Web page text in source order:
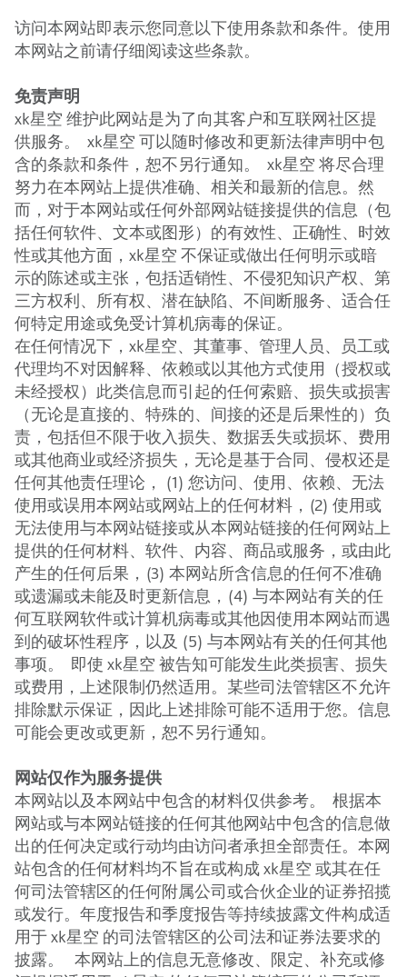
访问本网站即表示您同意以下使用条款和条件。使用
本网站之前请仔细阅读这些条款。
免责声明
xk星空 维护此网站是为了向其客户和互联网社区提
供服务。 xk星空 可以随时修改和更新法律声明中包
含的条款和条件，恕不另行通知。 xk星空 将尽合理
努力在本网站上提供准确、相关和最新的信息。然
而，对于本网站或任何外部网站链接提供的信息（包
括任何软件、文本或图形）的有效性、正确性、时效
性或其他方面，xk星空 不保证或做出任何明示或暗
示的陈述或主张，包括适销性、不侵犯知识产权、第
三方权利、所有权、潜在缺陷、不间断服务、适合任
何特定用途或免受计算机病毒的保证。
在任何情况下，xk星空、其董事、管理人员、员工或
代理均不对因解释、依赖或以其他方式使用（授权或
未经授权）此类信息而引起的任何索赔、损失或损害
（无论是直接的、特殊的、间接的还是后果性的）负
责，包括但不限于收入损失、数据丢失或损坏、费用
或其他商业或经济损失，无论是基于合同、侵权还是
任何其他责任理论， (1) 您访问、使用、依赖、无法
使用或误用本网站或网站上的任何材料，(2) 使用或
无法使用与本网站链接或从本网站链接的任何网站上
提供的任何材料、软件、内容、商品或服务，或由此
产生的任何后果，(3) 本网站所含信息的任何不准确
或遗漏或未能及时更新信息，(4) 与本网站有关的任
何互联网软件或计算机病毒或其他因使用本网站而遇
到的破坏性程序，以及 (5) 与本网站有关的任何其他
事项。 即使 xk星空 被告知可能发生此类损害、损失
或费用，上述限制仍然适用。某些司法管辖区不允许
排除默示保证，因此上述排除可能不适用于您。信息
可能会更改或更新，恕不另行通知。
网站仅作为服务提供
本网站以及本网站中包含的材料仅供参考。 根据本
网站或与本网站链接的任何其他网站中包含的信息做
出的任何决定或行动均由访问者承担全部责任。本网
站包含的任何材料均不旨在或构成 xk星空 或其在任
何司法管辖区的任何附属公司或合伙企业的证券招揽
或发行。年度报告和季度报告等持续披露文件构成适
用于 xk星空 的司法管辖区的公司法和证券法要求的
披露。 本网站上的信息无意修改、限定、补充或修